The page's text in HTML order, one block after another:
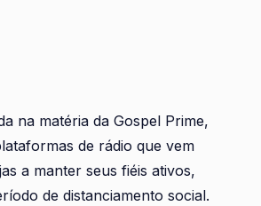
na matéria da Gospel Prime,
de rádio que vem
a manter seus fiéis ativos,
de distanciamento social.